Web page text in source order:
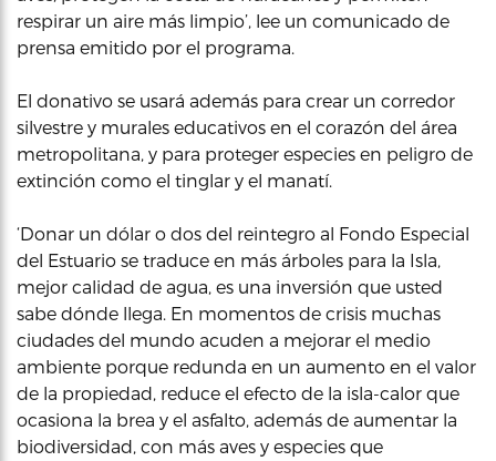
respirar un aire más limpio’, lee un comunicado de
prensa emitido por el programa.
El donativo se usará además para crear un corredor
silvestre y murales educativos en el corazón del área
metropolitana, y para proteger especies en peligro de
extinción como el tinglar y el manatí.
‘Donar un dólar o dos del reintegro al Fondo Especial
del Estuario se traduce en más árboles para la Isla,
mejor calidad de agua, es una inversión que usted
sabe dónde llega. En momentos de crisis muchas
ciudades del mundo acuden a mejorar el medio
ambiente porque redunda en un aumento en el valor
de la propiedad, reduce el efecto de la isla-calor que
ocasiona la brea y el asfalto, además de aumentar la
biodiversidad, con más aves y especies que